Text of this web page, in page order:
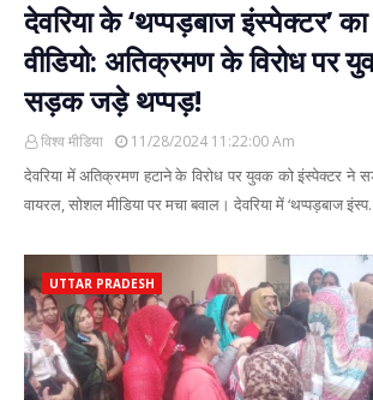
देवरिया के ‘थप्पड़बाज इंस्पेक्टर’
वीडियो: अतिक्रमण के विरोध पर
सड़क जड़े थप्पड़!
विश्व मीडिया 11/28/2024 11:22:00 Am
देवरिया में अतिक्रमण हटाने के विरोध पर युवक को इंस्पेक्टर ने
वायरल, सोशल मीडिया पर मचा बवाल। देवरिया में ‘थप्पड़बाज
UTTAR PRADESH